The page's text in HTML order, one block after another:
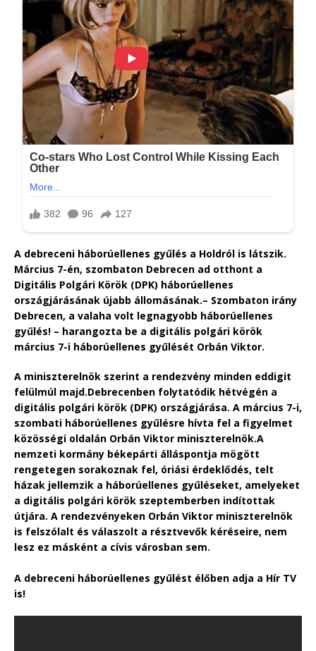
A debreceni háborúellenes gyűlés a Holdról is látszik.
Március 7-én, szombaton Debrecen ad otthont a
Digitális Polgári Körök (DPK) háborúellenes
országjárásának újabb állomásának.– Szombaton irány
Debrecen, a valaha volt legnagyobb háborúellenes
gyűlés! – harangozta be a digitális polgári körök
március 7-i háborúellenes gyűlését Orbán Viktor.
A miniszterelnök szerint a rendezvény minden eddigit
felülmúl majd.Debrecenben folytatódik hétvégén a
digitális polgári körök (DPK) országjárása. A március 7-i,
szombati háborúellenes gyűlésre hívta fel a figyelmet
közösségi oldalán Orbán Viktor miniszterelnök.A
nemzeti kormány békepárti álláspontja mögött
rengetegen sorakoznak fel, óriási érdeklődés, telt
házak jellemzik a háborúellenes gyűléseket, amelyeket
a digitális polgári körök szeptemberben indítottak
útjára. A rendezvényeken Orbán Viktor miniszterelnök
is felszólalt és válaszolt a résztvevők kéréseire, nem
lesz ez másként a cívis városban sem.
A debreceni háborúellenes gyűlést élőben adja a Hír TV
is!